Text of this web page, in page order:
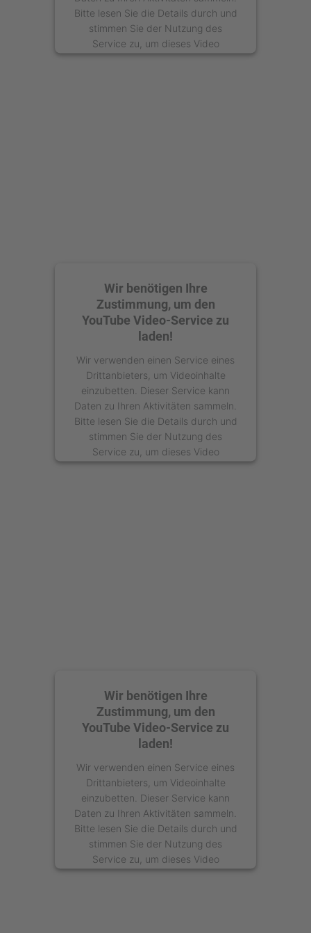
Bitte lesen Sie die Details durch und
stimmen Sie der Nutzung des
Service zu, um dieses Video
anzusehen.
Wir benötigen Ihre
Zustimmung, um den
YouTube Video-Service zu
laden!
Wir verwenden einen Service eines
Drittanbieters, um Videoinhalte
einzubetten. Dieser Service kann
Daten zu Ihren Aktivitäten sammeln.
Bitte lesen Sie die Details durch und
stimmen Sie der Nutzung des
Service zu, um dieses Video
anzusehen.
Wir benötigen Ihre
Zustimmung, um den
YouTube Video-Service zu
laden!
Wir verwenden einen Service eines
Drittanbieters, um Videoinhalte
einzubetten. Dieser Service kann
Daten zu Ihren Aktivitäten sammeln.
Bitte lesen Sie die Details durch und
stimmen Sie der Nutzung des
Service zu, um dieses Video
anzusehen.